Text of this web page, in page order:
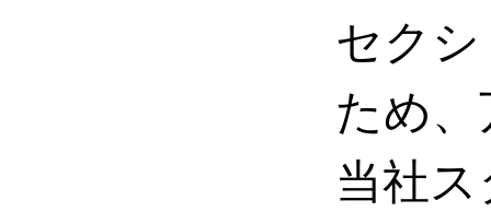
セク
ため
当社